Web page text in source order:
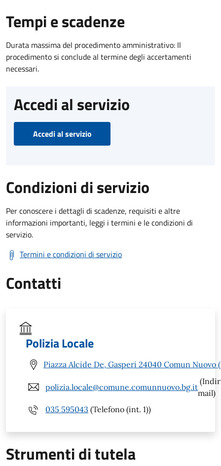
Tempi e scadenze
Durata massima del procedimento amministrativo: Il
procedimento si conclude al termine degli accertamenti
necessari.
Accedi al servizio
Accedi al servizio
Condizioni di servizio
Per conoscere i dettagli di scadenze, requisiti e altre
informazioni importanti, leggi i termini e le condizioni di
servizio.
Termini e condizioni di servizio
Contatti
Polizia Locale
Piazza Alcide De, Gasperi 24040 Comun Nuovo
polizia.locale@comune.comunnuovo.bg.it
mail)
035 595043 (Telefono (int. 1))
Strumenti di tutela